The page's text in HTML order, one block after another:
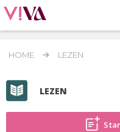
HOME LEZEN
LEZEN